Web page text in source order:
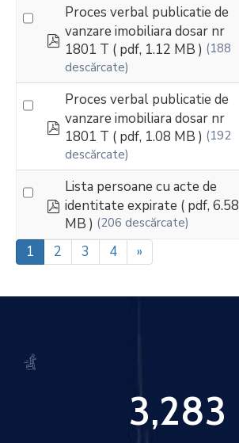
pdf
Proces verbal publicatie de
vanzare imobiliara dosar nr
1801 T ( pdf, 1.12 MB ) (188
descărcate)
pdf
Proces verbal publicatie de
vanzare imobiliara dosar nr
1801 T ( pdf, 1.08 MB ) (192
descărcate)
pdf
Lista persoane cu acte de
identitate expirate ( pdf, 6.58
MB ) (206 descărcate)
1 2 3 4 »
3,283